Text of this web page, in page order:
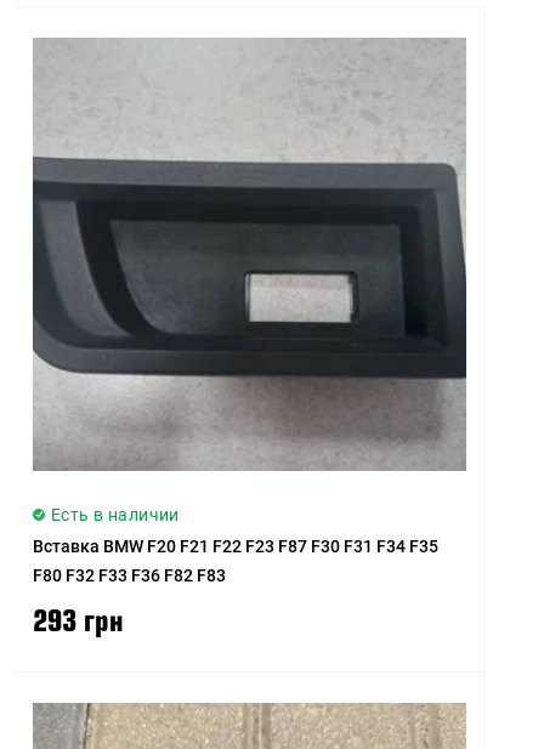
Цена (высокая > низкая)
Рейтинг (начиная с
высокого)
Рейтинг (начиная с
Модель (А - Я)
Модель (Я - А)
Есть в наличии
Вставка BMW F20 F21 F22 F23 F87 F30 F31 F34 F35
F80 F32 F33 F36 F82 F83
293 грн